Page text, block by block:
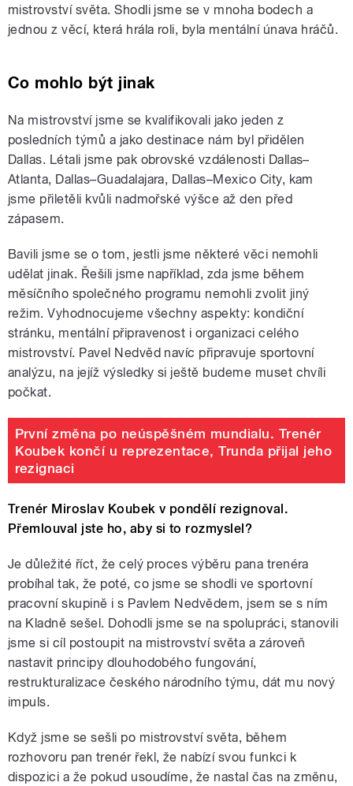
mistrovství světa. Shodli jsme se v mnoha bodech a
jednou z věcí, která hrála roli, byla mentální únava hráčů.
Co mohlo být jinak
Na mistrovství jsme se kvalifikovali jako jeden z
posledních týmů a jako destinace nám byl přidělen
Dallas. Létali jsme pak obrovské vzdálenosti Dallas–
Atlanta, Dallas–Guadalajara, Dallas–Mexico City, kam
jsme přiletěli kvůli nadmořské výšce až den před
zápasem.
Bavili jsme se o tom, jestli jsme některé věci nemohli
udělat jinak. Řešili jsme například, zda jsme během
měsíčního společného programu nemohli zvolit jiný
režim. Vyhodnocujeme všechny aspekty: kondiční
stránku, mentální připravenost i organizaci celého
mistrovství. Pavel Nedvěd navíc připravuje sportovní
analýzu, na jejíž výsledky si ještě budeme muset chvíli
počkat.
První změna po neúspěšném mundialu. Trenér
Koubek končí u reprezentace, Trunda přijal jeho
rezignaci
Trenér Miroslav Koubek v pondělí rezignoval.
Přemlouval jste ho, aby si to rozmyslel?
Je důležité říct, že celý proces výběru pana trenéra
probíhal tak, že poté, co jsme se shodli ve sportovní
pracovní skupině i s Pavlem Nedvědem, jsem se s ním
na Kladně sešel. Dohodli jsme se na spolupráci, stanovili
jsme si cíl postoupit na mistrovství světa a zároveň
nastavit principy dlouhodobého fungování,
restrukturalizace českého národního týmu, dát mu nový
impuls.
Když jsme se sešli po mistrovství světa, během
rozhovoru pan trenér řekl, že nabízí svou funkci k
dispozici a že pokud usoudíme, že nastal čas na změnu,